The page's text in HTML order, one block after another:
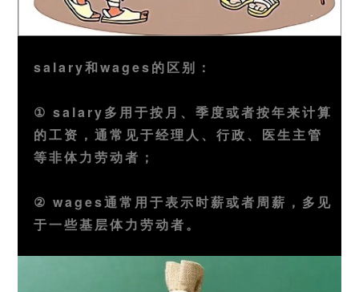
salary和wages的区别：
① salary多用于按月、季度或者按年来计算
的工资，通常见于经理人、行政、医生主管
等非体力劳动者；
② wages通常用于表示时薪或者周薪，多见
于一些基层体力劳动者。